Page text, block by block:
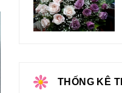
THỐNG KÊ